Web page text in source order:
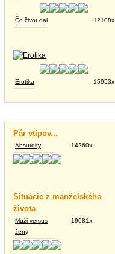
Čo život dal 12108x
Erotika 15953x
Pár vtipov...
Absurdity 14260x
Situácie z manželského
života
Muži versus
ženy
19081x